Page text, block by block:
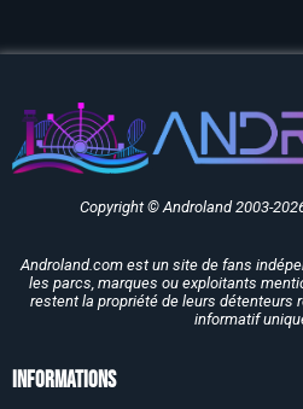
Copyright © Androland 2003-
Androland.com est un site de fans
les parcs, marques ou exploitants
restent la propriété de leurs
informatif
Informations